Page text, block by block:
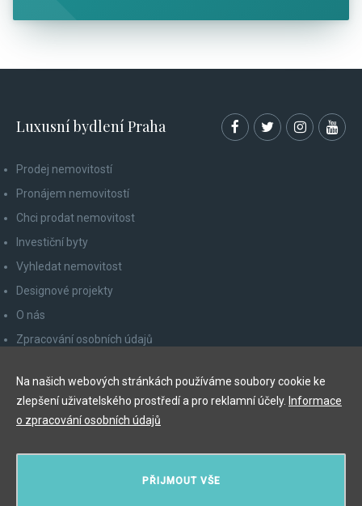
Luxusní bydlení Praha
Prodej nemovitostí
Pronájem nemovitostí
Chci prodat nemovitost
Investiční byty
Vyhledat nemovitost
Designové projekty
O nás
Zpracování osobních údajů
Odhlášení z newsletteru
PŘIJMOUT VŠE
Na našich webových stránkách používáme soubory cookie ke
zlepšení uživatelského prostředí a pro reklamní účely. Informace
o zpracování osobních údajů